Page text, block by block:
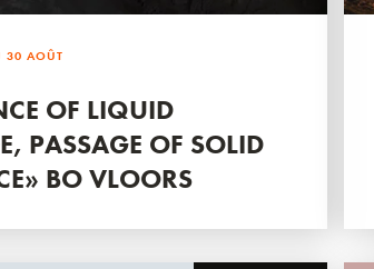
30 AOÛT
OF LIQUID
PASSAGE OF SOLID
BO VLOORS